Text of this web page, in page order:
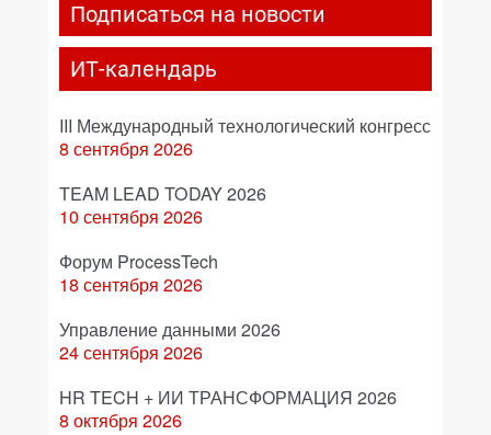
Подписаться на новости
ИТ-календарь
III Международный технологический конгресс
8 сентября 2026
TEAM LEAD TODAY 2026
10 сентября 2026
Форум ProcessTech
18 сентября 2026
Управление данными 2026
24 сентября 2026
HR TECH + ИИ ТРАНСФОРМАЦИЯ 2026
8 октября 2026